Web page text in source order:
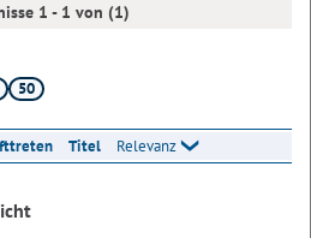
1 - 1 von (1)
50
Titel Relevanz